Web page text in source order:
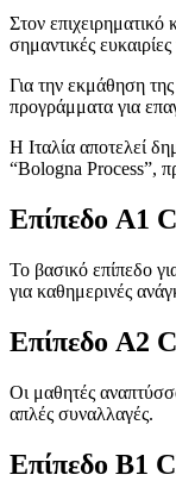
Στον
σημαντικές
Για την εκμάθηση
προγράμματα για
Η Ιταλία αποτελεί
“Bologna Process”,
Επίπεδο A1
Το βασικό επίπεδο
για καθημερινές
Επίπεδο A2
Οι μαθητές
απλές συναλλαγές.
Επίπεδο B1